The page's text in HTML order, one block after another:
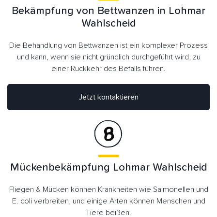
Bekämpfung von Bettwanzen in Lohmar
Wahlscheid
Die Behandlung von Bettwanzen ist ein komplexer Prozess
und kann, wenn sie nicht gründlich durchgeführt wird, zu
einer Rückkehr des Befalls führen.
Jetzt kontaktieren
Mückenbekämpfung Lohmar Wahlscheid
Fliegen & Mücken können Krankheiten wie Salmonellen und
E. coli verbreiten, und einige Arten können Menschen und
Tiere beißen.